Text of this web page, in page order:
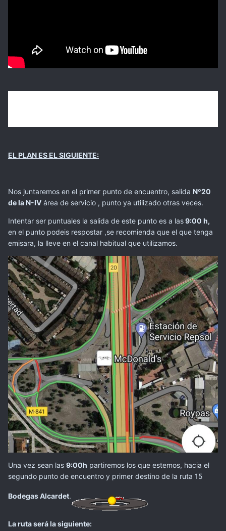
EL PLAN ES EL SIGUIENTE:
Nos juntaremos en el primer punto de encuentro, salida Nº20
de la N-IV área de servicio , punto ya utilizado otras veces.
Intentar ser puntuales la salida de este punto es a las9:00 h,
en el punto podeis respostar ,se recomienda que el que tenga
emisara, la lleve en el canal habitual que utilizamos.
Una vez sean las 9:00h partiremos los que estemos, hacia el
segundo punto de encuentro y primer destino de la ruta 15
Bodegas Alcardet.
La ruta será la siguiente: